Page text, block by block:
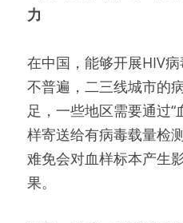
力
在中国，能够开展HIV
不普遍，二三线城市的
足，一些地区需要通过“
样寄送给有病毒载量检
难免会对血样标本产生
果。